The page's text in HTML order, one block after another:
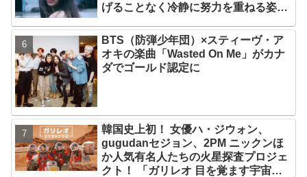
げることなく冷静に努力を重ねる姿に
BTS（防弾少年団）×スティーヴ・ア
オキの楽曲「Wasted On Me」がカナ
ダでゴールド認定に
韓国史上初！ 女優ハ・ジウォン、
gugudanセジョン、2PM ニックンほ
か人気有名人たちの火星探査プロジェ
クト！ 「ガリレオ 目を覚ます宇宙」